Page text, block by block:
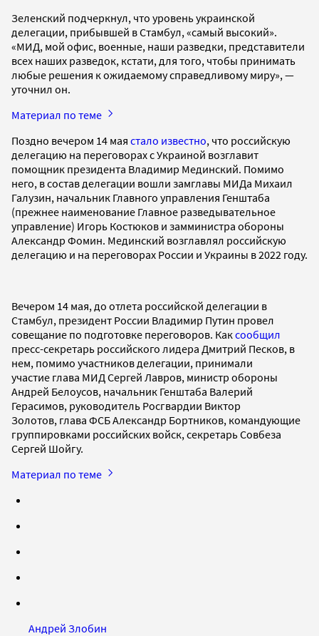
Зеленский подчеркнул, что уровень украинской
делегации, прибывшей в Стамбул, «самый высокий».
«МИД, мой офис, военные, наши разведки, представители
всех наших разведок, кстати, для того, чтобы принимать
любые решения к ожидаемому справедливому миру», —
уточнил он.
Материал по теме
Поздно вечером 14 мая стало известно, что российскую
делегацию на переговорах с Украиной возглавит
помощник президента Владимир Мединский. Помимо
него, в состав делегации вошли замглавы МИДа Михаил
Галузин, начальник Главного управления Генштаба
(прежнее наименование Главное разведывательное
управление) Игорь Костюков и замминистра обороны
Александр Фомин. Мединский возглавлял российскую
делегацию и на переговорах России и Украины в 2022 году.
Вечером 14 мая, до отлета российской делегации в
Стамбул, президент России Владимир Путин провел
совещание по подготовке переговоров. Каксообщил
пресс-секретарь российского лидера Дмитрий Песков, в
нем, помимо участников делегации, принимали
участие глава МИД Сергей Лавров, министр обороны
Андрей Белоусов, начальник Генштаба Валерий
Герасимов, руководитель Росгвардии Виктор
Золотов, глава ФСБ Александр Бортников, командующие
группировками российских войск, секретарь Совбеза
Сергей Шойгу.
Материал по теме
Андрей Злобин